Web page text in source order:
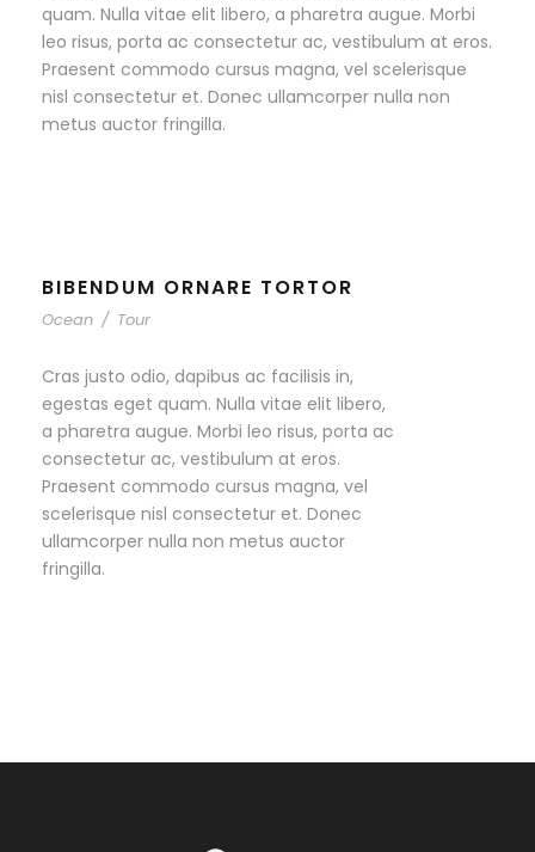
quam. Nulla vitae elit libero, a pharetra augue. Morbi
leo risus, porta ac consectetur ac, vestibulum at eros.
Praesent commodo cursus magna, vel scelerisque
nisl consectetur et. Donec ullamcorper nulla non
metus auctor fringilla.
BIBENDUM ORNARE TORTOR
Ocean / Tour
Cras justo odio, dapibus ac facilisis in,
egestas eget quam. Nulla vitae elit libero,
a pharetra augue. Morbi leo risus, porta ac
consectetur ac, vestibulum at eros.
Praesent commodo cursus magna, vel
scelerisque nisl consectetur et. Donec
ullamcorper nulla non metus auctor
fringilla.